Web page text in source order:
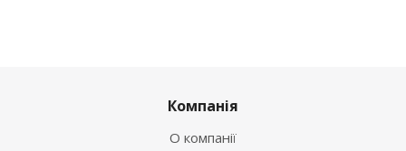
Компанія
О компанії